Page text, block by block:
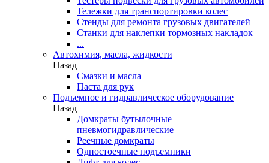
Тележки для транспортировки колес
Стенды для ремонта грузовых двигателей
Станки для наклепки тормозных накладок
...
Автохимия, масла, жидкости
Назад
Смазки и масла
Паста для рук
Подъемное и гидравлическое оборудование
Назад
Домкраты бутылочные
пневмогидравлические
Реечные домкраты
Одностоечные подъемники